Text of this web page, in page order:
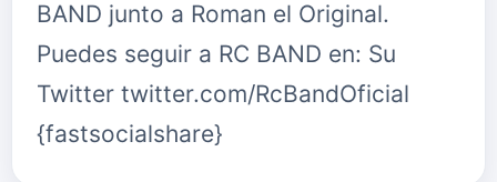
BAND junto a Roman el Original.
Puedes seguir a RC BAND en: Su
Twitter twitter.com/RcBandOficial
{fastsocialshare}